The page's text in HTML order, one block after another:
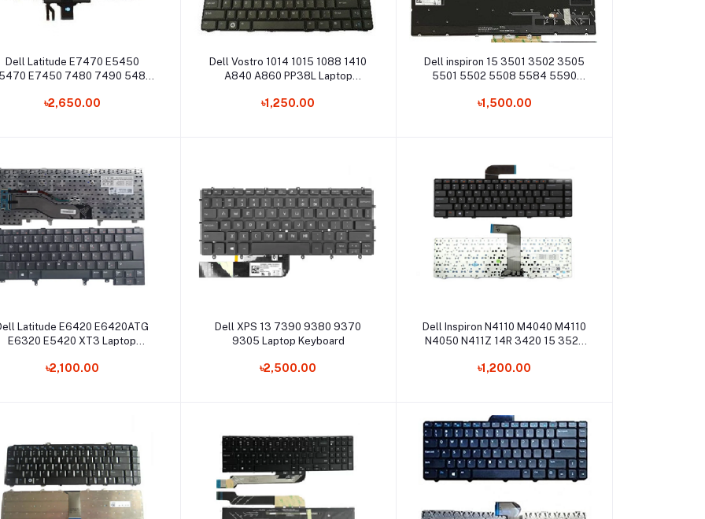
Add to cart
Dell Latitude E7470 E5450
E7450 7480 7490 5480
৳2,650.00
Add to cart
Dell Vostro 1014 1015 1088 1410
A840 A860 PP38L Laptop
৳1,250.00
Add to cart
Dell inspiron 15 3501 3502 3505
5501 5502 5508 5584 5590
Keyboard
৳1,500.00
Add to cart
Latitude E6420 E6420ATG
E6320 E5420 XT3 Laptop
৳2,100.00
Add to cart
Dell XPS 13 7390 9380 9370
9305 Laptop Keyboard
৳2,500.00
Add to cart
Dell Inspiron N4110 M4040 M4110
N4050 N411Z 14R 3420 15 3520
V131 1540 2520 3450 3550
৳1,200.00